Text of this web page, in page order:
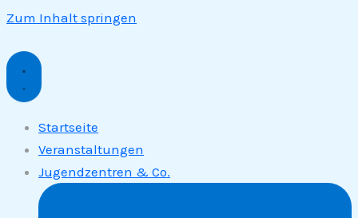
Zum Inhalt springen
Startseite
Veranstaltungen
Jugendzentren & Co.